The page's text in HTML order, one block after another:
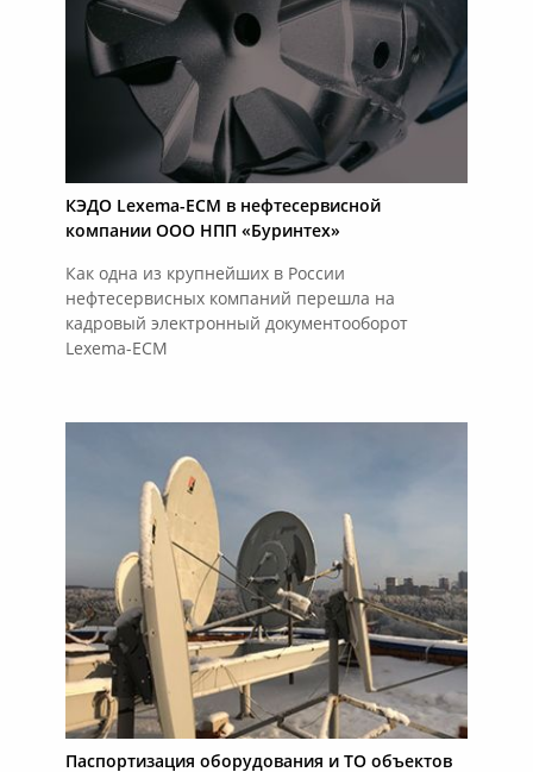
КЭДО Lexema-ECM в нефтесервисной
компании ООО НПП «Буринтех»
Как одна из крупнейших в России
нефтесервисных компаний перешла на
кадровый электронный документооборот
Lexema-ECM
Паспортизация оборудования и ТО объектов